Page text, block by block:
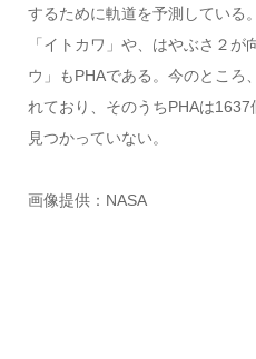
するために軌道を予測している
「イトカワ」や、はやぶさ２
ウ」もPHAである。今のところ
れており、そのうちPHAは
見つかっていない。
画像提供：NASA